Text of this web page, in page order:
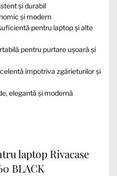
și durabil
și modern
pentru laptop și alte
pentru purtare ușoară și
împotriva zgârieturilor și
elegantă și modernă
laptop Rivacase
BLACK